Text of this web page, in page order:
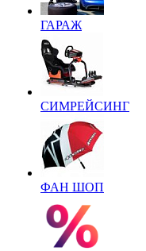
ГАРАЖ
СИМРЕЙСИНГ
ФАН ШОП